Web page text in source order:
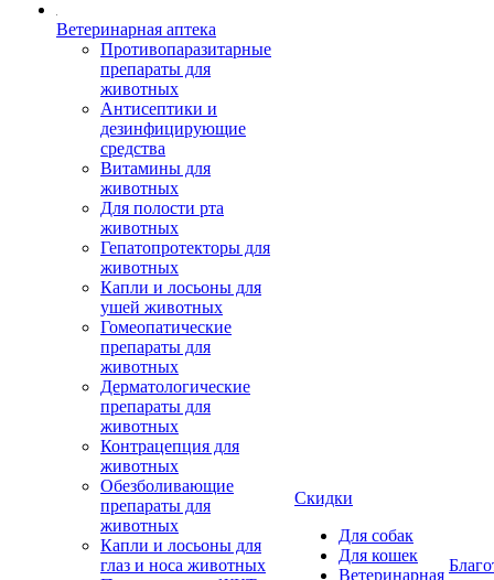
Ветеринарная аптека
Противопаразитарные
препараты для
животных
Антисептики и
дезинфицирующие
средства
Витамины для
животных
Для полости рта
животных
Гепатопротекторы для
животных
Капли и лосьоны для
ушей животных
Гомеопатические
препараты для
животных
Дерматологические
препараты для
животных
Контрацепция для
животных
Обезболивающие
препараты для
животных
Капли и лосьоны для
глаз и носа животных
Скидки
Для собак
Для кошек
Ветеринарная